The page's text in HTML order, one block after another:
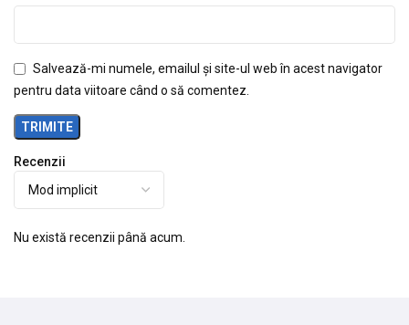
Recenzii
Nu există recenzii până acum.
Salvează-mi numele, emailul și site-ul web în acest navigator
pentru data viitoare când o să comentez.